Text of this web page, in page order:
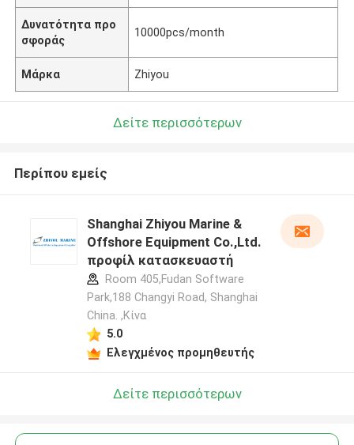
Δυνατότητα προ
σφοράς
10000pcs/month
Μάρκα Zhiyou
Δείτε περισσότερων
Περίπου εμείς
Shanghai Zhiyou Marine &
Offshore Equipment Co.,Ltd.
προφίλ κατασκευαστή
Room 405,Fudan Software
Park,188 Changyi Road, Shanghai
China. ,Κίνα
5.0
Ελεγχμένος προμηθευτής
Δείτε περισσότερων